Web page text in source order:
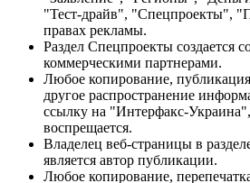
"Тест-драйв", "Спецпроекты",
правах рекламы.
Раздел Спецпроекты создается
коммерческими партнерами.
Любое копирование,
другое распространение
ссылку на "Интерфакс-
воспрещается.
Владелец веб-страницы в
является автор публикации.
Любое копирование,